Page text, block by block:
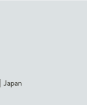
Japan